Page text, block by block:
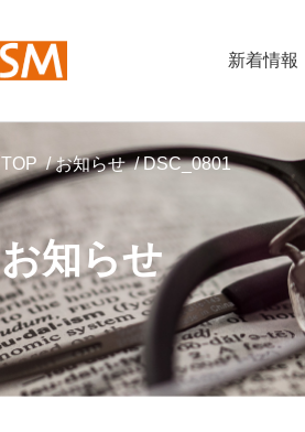
新着情報
お知らせ
TOP お知らせ DSC_0801